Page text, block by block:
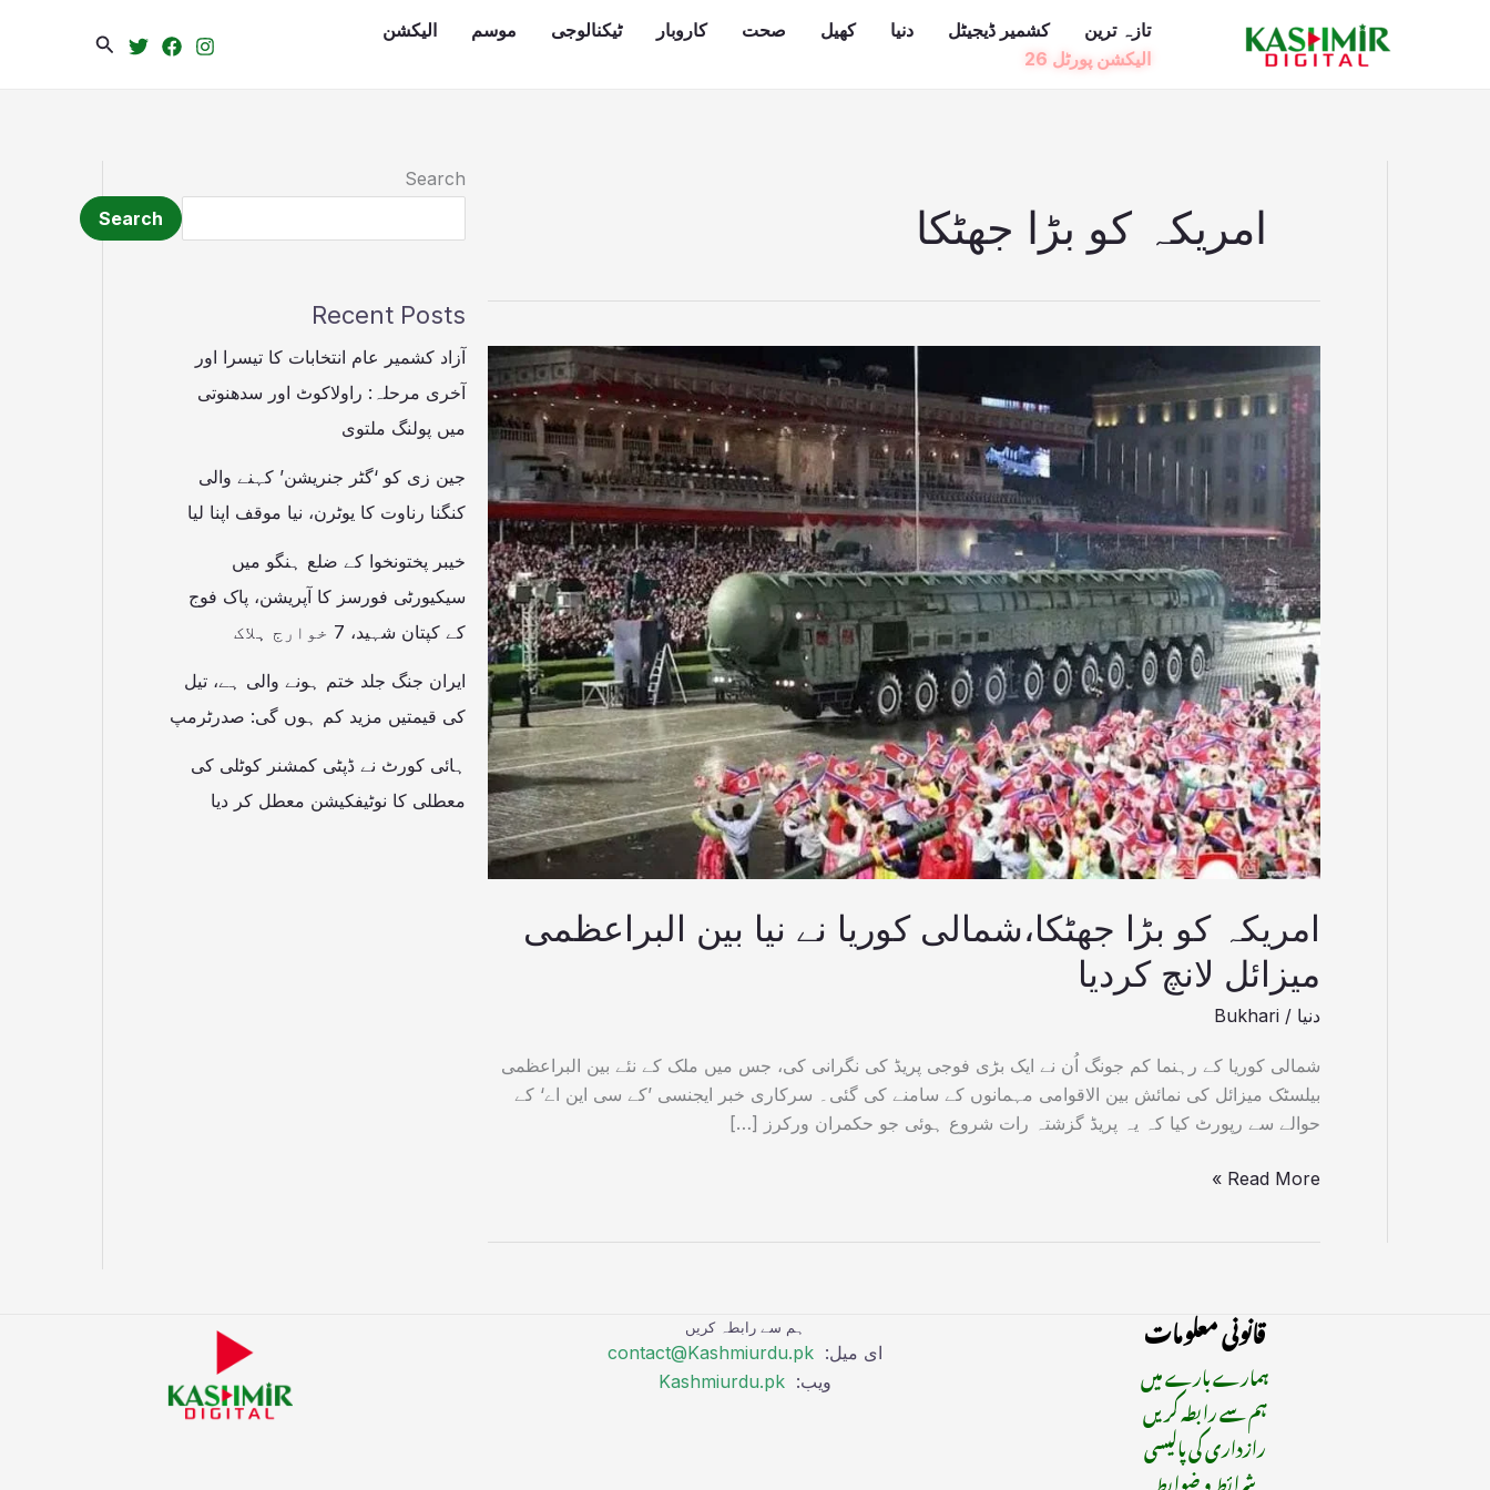
تازہ ترین کشمیر ڈیجیٹل دنیا کھیل صحت کاروبار ٹیکنالوجی موسم
الیکشن
الیکشن پورٹل 26
Search
امریکہ کو بڑا جھٹکا
امریکہ کو بڑا جھٹکا،شمالی کوریا نے نیا بین البراعظمی
میزائل لانچ کردیا
دنیا /
Bukhari
شمالی کوریا کے رہنما کم جونگ اُن نے ایک بڑی فوجی پریڈ کی نگرانی کی، جس میں ملک کے نئے بین البراعظمی
بیلسٹک میزائل کی نمائش بین الاقوامی مہمانوں کے سامنے کی گئی۔ سرکاری خبر ایجنسی ’کے سی این اے‘ کے
حوالے سے رپورٹ کیا کہ یہ پریڈ گزشتہ رات شروع ہوئی جو حکمران ورکرز […]
امریکہ
کو
بڑا
جھٹکا،شمالی
کوریا
نے
نیا
بین
البراعظمی
میزائل
لانچ
کردیا
Read More »
Search
Search
Recent Posts
آزاد کشمیر عام انتخابات کا تیسرا اور
آخری مرحلہ: راولاکوٹ اور سدھنوتی
میں پولنگ ملتوی
جین زی کو ‘گٹر جنریشن’ کہنے والی
کنگنا رناوت کا یوٹرن، نیا موقف اپنا لیا
خیبر پختونخوا کے ضلع ہنگو میں
سیکیورٹی فورسز کا آپریشن، پاک فوج
کے کپتان شہید، 7 خوارج ہلاک
ایران جنگ جلد ختم ہونے والی ہے، تیل
کی قیمتیں مزید کم ہوں گی: صدرٹرمپ
ہائی کورٹ نے ڈپٹی کمشنر کوٹلی کی
معطلی کا نوٹیفکیشن معطل کر دیا
قانونی معلومات
ہمارے بارے میں
ہم سے رابطہ کریں
رازداری کی پالیسی
ہم سے رابطہ کریں
ای میل: contact@Kashmiurdu.pk
ویب: Kashmiurdu.pk